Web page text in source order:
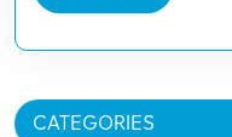
CATEGORIES